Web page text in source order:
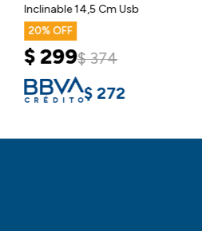
Inclinable 14,5 Cm Usb
20
$299$ 374
$ 272